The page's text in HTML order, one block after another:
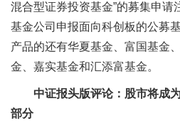
混合型证券投资基金”的募集申请
基金公司申报面向科创板的公募
产品的还有华夏基金、富国基金
金、嘉实基金和汇添富基金。
中证报头版评论：股市将成
部分